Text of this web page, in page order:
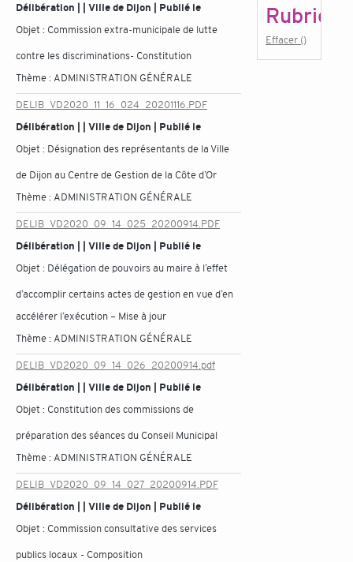
Délibération | | Ville de Dijon | Publié le
Objet : Commission extra-municipale de lutte
contre les discriminations- Constitution
Thème : ADMINISTRATION GÉNÉRALE
DELIB_VD2020_11_16_024_20201116.PDF
Délibération | | Ville de Dijon | Publié le
Objet : Désignation des représentants de la Ville
de Dijon au Centre de Gestion de la Côte d’Or
Thème : ADMINISTRATION GÉNÉRALE
DELIB_VD2020_09_14_025_20200914.PDF
Délibération | | Ville de Dijon | Publié le
Objet : Délégation de pouvoirs au maire à l’effet
d’accomplir certains actes de gestion en vue d’en
accélérer l’exécution – Mise à jour
Thème : ADMINISTRATION GÉNÉRALE
DELIB_VD2020_09_14_026_20200914.pdf
Délibération | | Ville de Dijon | Publié le
Objet : Constitution des commissions de
préparation des séances du Conseil Municipal
Thème : ADMINISTRATION GÉNÉRALE
DELIB_VD2020_09_14_027_20200914.PDF
Délibération | | Ville de Dijon | Publié le
Objet : Commission consultative des services
publics locaux - Composition
Rubrique
Effacer ()